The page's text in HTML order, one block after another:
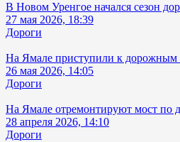
В Новом Уренгое начался сезон
27 мая 2026, 18:39
Дороги
На Ямале приступили к дорожным
26 мая 2026, 14:05
Дороги
На Ямале отремонтируют мост по
28 апреля 2026, 14:10
Дороги